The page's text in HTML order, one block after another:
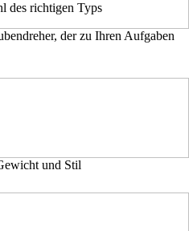
des richtigen Typs
der zu Ihren Aufgaben
und Stil